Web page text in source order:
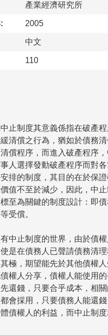
產業經濟研究所
2005
中文
110
止制度其意義係指在破產
清償之行為，猶如於債務
償程序，而進入破產程序
人選擇發動破產程序而對
排的制度，其目的在於保
值不至於減少，因此，中
至為關鍵的制度設計：即
受償。
中止制度的世界，由於債
是在債務人已聲請債務清
極，期望能先於其他債權
權人分享，債權人能使用
還錢，只要合乎成本，相
會採用，只要債務人能還
債權人的利益，而中止制